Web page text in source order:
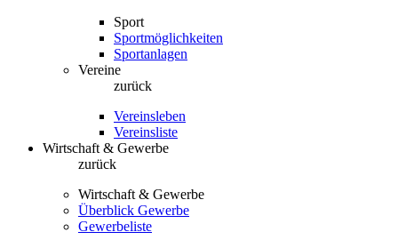
Sport
Sportmöglichkeiten
Sportanlagen
Vereine
zurück
Vereinsleben
Vereinsliste
Wirtschaft & Gewerbe
zurück
Wirtschaft & Gewerbe
Überblick Gewerbe
Gewerbeliste